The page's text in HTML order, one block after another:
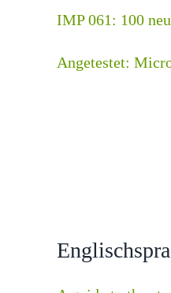
IMP 061: 100
Angetestet: